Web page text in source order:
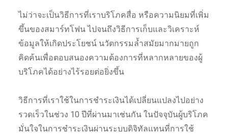
ไม่ว่าจะเป็นวิธีการที่เราบริโภคสื่อ หรือความนิยมที่เพิ่ม
ขึ้นของสมาร์ทโฟน ไปจนถึงวิธีการเก็บและวิเคราะห์
ข้อมูลให้เกิดประโยชน์ นวัตกรรมล้ำสมัยมากมายถูก
คิดค้นเพื่อตอบสนองความต้องการที่หลากหลายของผู้
บริโภคได้อย่างไร้รอยต่อยิ่งขึ้น
วิธีการที่เราใช้ในการชำระเงินได้เปลี่ยนแปลงไปอย่าง
รวดเร็วในช่วง 10 ปีที่ผ่านมาเช่นกัน ในปัจจุบันผู้บริโภค
มั่นใจในการชำระเงินผ่านระบบดิจิทัลแทนที่การใช้